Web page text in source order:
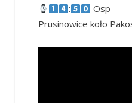
:
Osp
Prusinowice koło